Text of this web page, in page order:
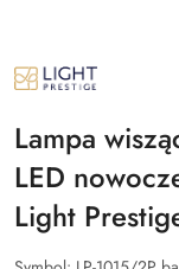
NAZWA
PRODUCENTA:
Lampa
LED
Light